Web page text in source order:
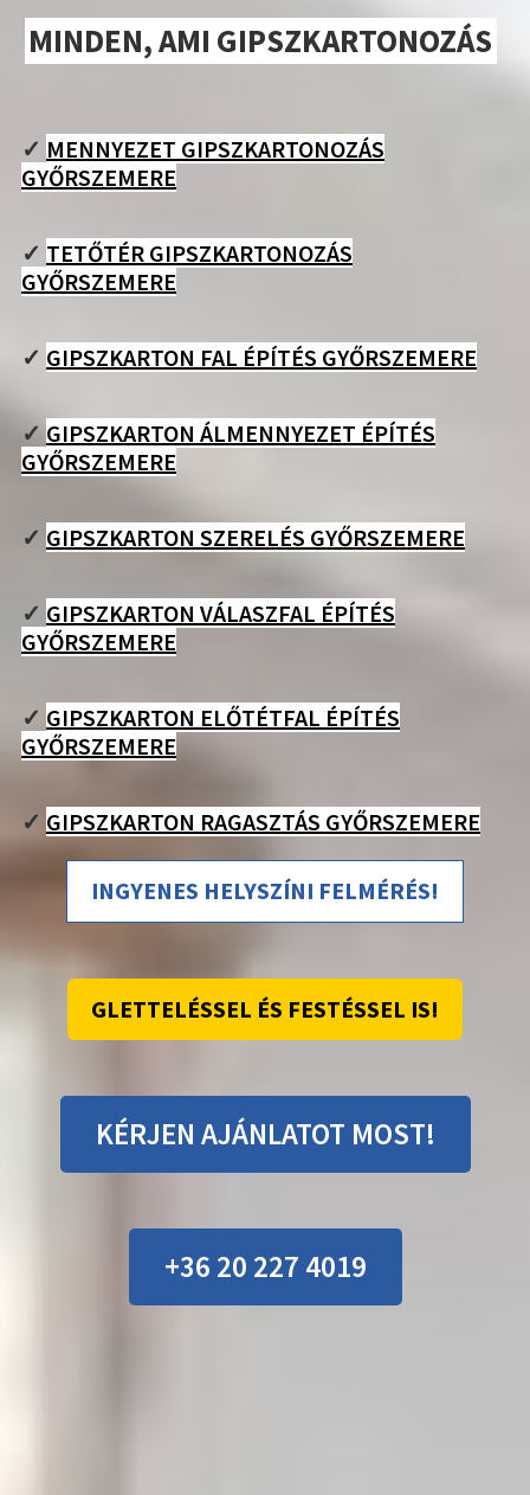
MINDEN, AMI GIPSZKARTONOZÁS
✓ MENNYEZET GIPSZKARTONOZÁS
GYŐRSZEMERE
✓ TETŐTÉR GIPSZKARTONOZÁS
GYŐRSZEMERE
✓ GIPSZKARTON FAL ÉPÍTÉS GYŐRSZEMERE
✓ GIPSZKARTON ÁLMENNYEZET ÉPÍTÉS
GYŐRSZEMERE
✓ GIPSZKARTON SZERELÉS GYŐRSZEMERE
✓ GIPSZKARTON VÁLASZFAL ÉPÍTÉS
GYŐRSZEMERE
✓ GIPSZKARTON ELŐTÉTFAL ÉPÍTÉS
GYŐRSZEMERE
✓ GIPSZKARTON RAGASZTÁS GYŐRSZEMERE
INGYENES HELYSZÍNI FELMÉRÉS!
GLETTELÉSSEL ÉS FESTÉSSEL IS!
KÉRJEN AJÁNLATOT MOST!
+36 20 227 4019